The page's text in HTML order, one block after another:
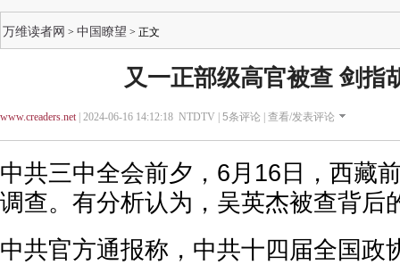
万维读者网 > 中国瞭望 > 正文
又一正部级高官被查 剑指
www.creaders.net| 2024-06-16 14:12:18 NTDTV | 5条评论 | 查看/发表评论
中共三中全会前夕，6月16日，西藏
调查。有分析认为，吴英杰被查背后
中共官方通报称，中共十四届全国政